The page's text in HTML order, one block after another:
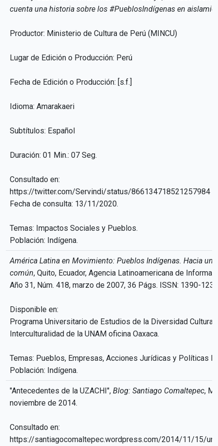
cuenta una historia sobre los #PueblosIndígenas en
Productor: Ministerio de Cultura de Perú (MINCU)
Lugar de Edición o Producción: Perú
Fecha de Edición o Producción: [s.f.]
Idioma: Amarakaeri
Subtítulos: Español
Duración: 01 Min.: 07 Seg.
Consultado en:
https://twitter.com/Servindi/status/866134718521257984
Fecha de consulta: 13/11/2020.
Temas: Impactos Sociales y Pueblos.
Población: Indígena.
América Latina en Movimiento: Pueblos Indígenas. Hacia
común, Quito, Ecuador, Agencia Latinoamericana de
Año 31, Núm. 418, marzo de 2007, 36 Págs. ISSN: 1390-1230
Disponible en:
Programa Universitario de Estudios de la Diversidad Cultural
Interculturalidad de la UNAM oficina Oaxaca.
Temas: Pueblos, Empresas, Acciones Jurídicas y Políticas
Población: Indígena.
"Antecedentes de la UZACHI", Blog: Santiago Comaltepec,
noviembre de 2014.
Consultado en:
https://santiagocomaltepec.wordpress.com/2014/11/15/